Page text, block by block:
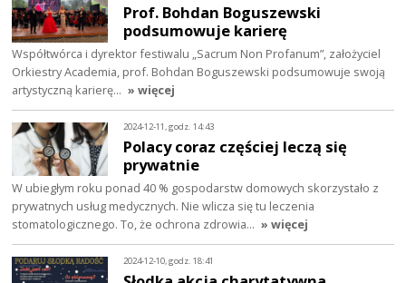
Prof. Bohdan Boguszewski
podsumowuje karierę
Współtwórca i dyrektor festiwalu „Sacrum Non Profanum”, założyciel
Orkiestry Academia, prof. Bohdan Boguszewski podsumowuje swoją
artystyczną karierę… » więcej
2024-12-11, godz. 14:43
Polacy coraz częściej leczą się
prywatnie
W ubiegłym roku ponad 40 % gospodarstw domowych skorzystało z
prywatnych usług medycznych. Nie wlicza się tu leczenia
stomatologicznego. To, że ochrona zdrowia… » więcej
2024-12-10, godz. 18:41